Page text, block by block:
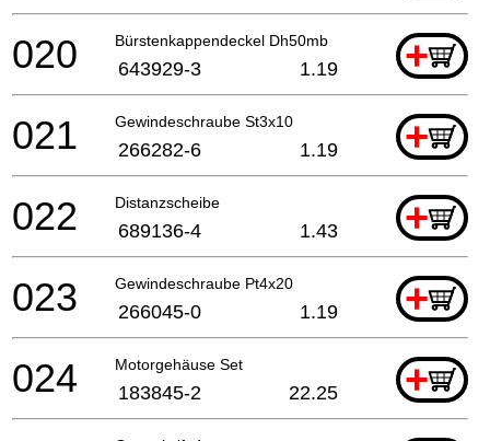
Bürstenkappendeckel Dh50mb +
020 643929-3 1.19
Gewindeschraube St3x10 +
021 266282-6 1.19
Distanzscheibe +
022 689136-4 1.43
Gewindeschraube Pt4x20 +
023 266045-0 1.19
Motorgehäuse Set +
024 183845-2 22.25